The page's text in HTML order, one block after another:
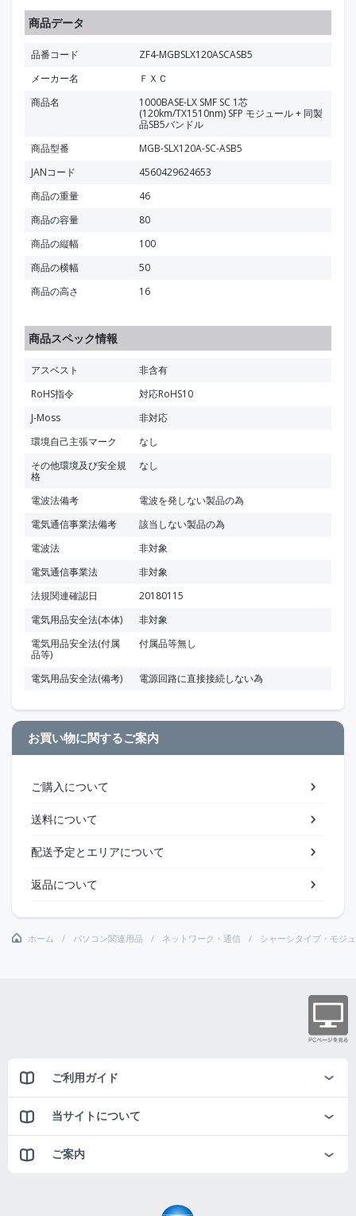
商品データ
品番コード
ZF4-MGBSLX120ASCASB5
メーカー名
ＦＸＣ
商品名
1000BASE-LX SMF SC 1芯
(120km/TX1510nm) SFP モジュール + 同製
品SB5バンドル
商品型番
MGB-SLX120A-SC-ASB5
JANコード
4560429624653
商品の重量
46
商品の容量
80
商品の縦幅
100
商品の横幅
50
商品の高さ
16
商品スペック情報
アスベスト
非含有
RoHS指令
対応RoHS10
J-Moss
非対応
環境自己主張マーク
なし
その他環境及び安全規
格
なし
電波法備考
電波を発しない製品の為
電気通信事業法備考
該当しない製品の為
電波法
非対象
電気通信事業法
非対象
法規関連確認日
20180115
電気用品安全法(本体)
非対象
電気用品安全法(付属
品等)
付属品等無し
電気用品安全法(備考) 電源回路に直接接続しない為
お買い物に関するご案内
ご購入について
送料について
配送予定とエリアについて
返品について
ホーム パソコン関連用品 ネットワーク・通信 シャーシタイプ・モジ
ご利用ガイド
当サイトについて
ご案内